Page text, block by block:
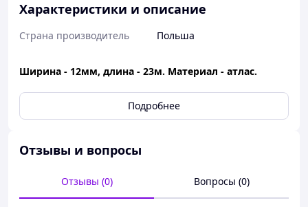
Характеристики и описание
Страна производитель Польша
Ширина - 12мм, длина - 23м. Материал - атлас.
Подробнее
Отзывы и вопросы
Отзывы (0) Вопросы (0)